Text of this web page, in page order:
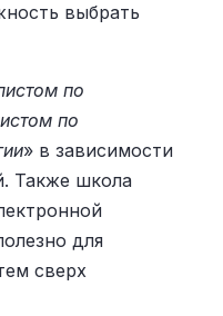
выбрать
по
по
» в зависимости
Также школа
для
сверх